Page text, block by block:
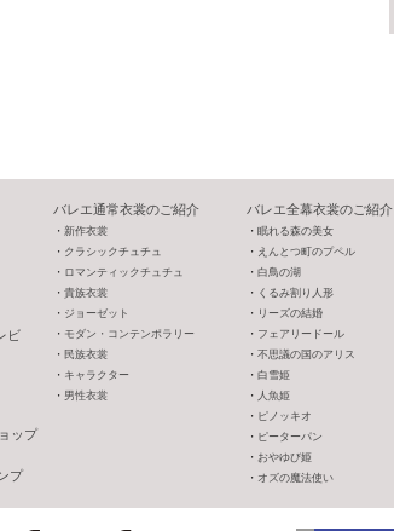
ビ
ップ
プ
バレエ通常衣裳のご紹介
新作衣裳
クラシックチュチュ
ロマンティックチュチュ
貴族衣裳
ジョーゼット
モダン・コンテンポラリー
民族衣裳
キャラクター
男性衣裳
バレエ全幕衣裳のご紹介
眠れる森の美女
えんとつ町のプペル
白鳥の湖
くるみ割り人形
リーズの結婚
フェアリードール
不思議の国のアリス
白雪姫
人魚姫
ピノッキオ
ピーターパン
おやゆび姫
オズの魔法使い